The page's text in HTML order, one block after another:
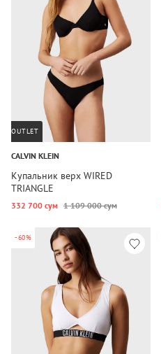
OUTLET
CALVIN KLEIN
Купальник верх WIRED
TRIANGLE
332 700 сум 1 109 000 сум
-60%